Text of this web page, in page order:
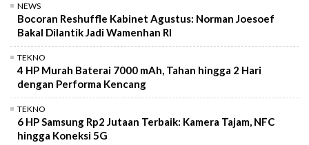
NEWS
Bocoran Reshuffle Kabinet Agustus: Norman Joesoef
Bakal Dilantik Jadi Wamenhan RI
TEKNO
4 HP Murah Baterai 7000 mAh, Tahan hingga 2 Hari
dengan Performa Kencang
TEKNO
6 HP Samsung Rp2 Jutaan Terbaik: Kamera Tajam, NFC
hingga Koneksi 5G